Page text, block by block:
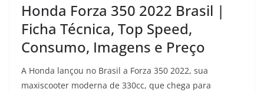
Honda Forza 350 2022 Brasil |
Ficha Técnica, Top Speed,
Consumo, Imagens e Preço
A Honda lançou no Brasil a Forza 350 2022, sua
maxiscooter moderna de 330cc, que chega para